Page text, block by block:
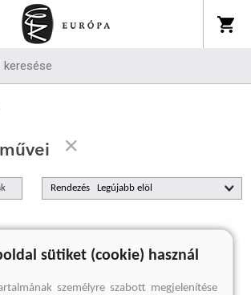
Rendezés
kifejezésre nincs találat
sütiket (cookie) használ
személyre szabott megjelenítése